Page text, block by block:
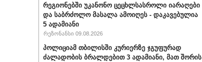
რეგიონებში უკანონო ცეცხლსასროლი იარაღები
და საბრძოლო მასალა ამოიღეს - დაკავებულია
5 ადამიანი
რეზონანსი 09.08.2026
პოლიციამ თბილისში კურიერზე ჯგუფურად
ძალადობის ბრალდებით 3 ადამიანი, მათ შორის